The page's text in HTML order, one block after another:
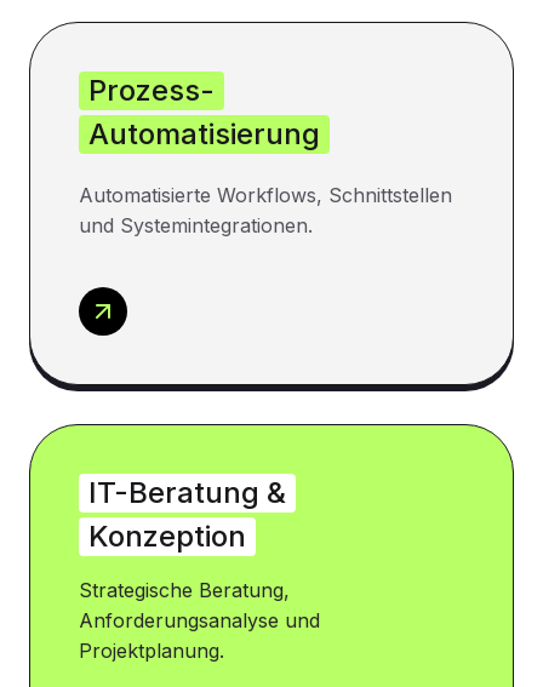
Prozess-
Automatisierung
Automatisierte Workflows, Schnittstellen
und Systemintegrationen.
IT-Beratung &
Konzeption
Strategische Beratung,
Anforderungsanalyse und
Projektplanung.